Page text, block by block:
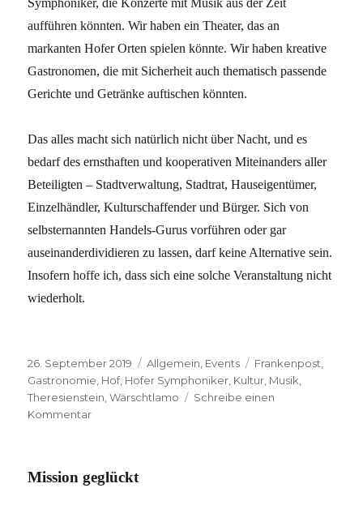
aufführen könnten. Wir haben ein Theater, das an
markanten Hofer Orten spielen könnte. Wir haben kreative
Gastronomen, die mit Sicherheit auch thematisch passende
Gerichte und Getränke auftischen könnten.
Das alles macht sich natürlich nicht über Nacht, und es
bedarf des ernsthaften und kooperativen Miteinanders aller
Beteiligten – Stadtverwaltung, Stadtrat, Hauseigentümer,
Einzelhändler, Kulturschaffender und Bürger. Sich von
selbsternannten Handels-Gurus vorführen oder gar
auseinanderdividieren zu lassen, darf keine Alternative sein.
Insofern hoffe ich, dass sich eine solche Veranstaltung nicht
wiederholt.
Veröffentlicht
am
26. September 2019 Kategorien
Allgemein Events Schlagwörter
Frankenpost
Gastronomie Hof, Hofer Symphoniker Kultur Musik
Theresienstein ,Wärschtlamo
Schreibe einen
Kommentarzu
Mission geglückt